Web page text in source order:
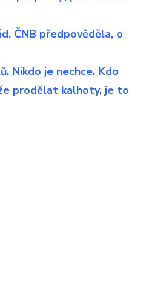
ČNB předpověděla, o
Nikdo je nechce. Kdo
prodělat kalhoty, je to